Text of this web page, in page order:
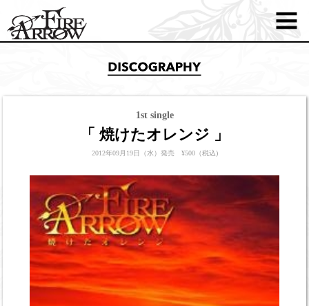
1st single
「 焼けたオレンジ 」
2012年09月19日（水）発売 ¥500（税込)